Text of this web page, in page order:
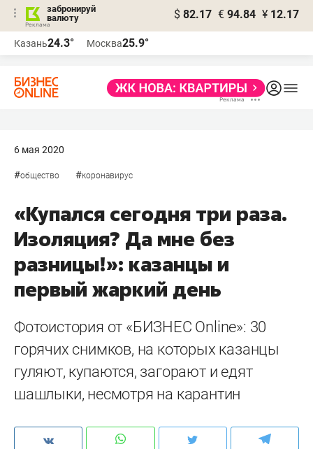
забронируй
валюту
$ 82.17 € 94.84 ¥ 12.17
Казань24.3° Москва25.9°
6 мая 2020
#общество #коронавирус
«Купался сегодня три раза.
Изоляция? Да мне без
разницы!»: казанцы и
первый жаркий день
Фотоистория от «БИЗНЕС Online»: 30
горячих снимков, на которых казанцы
гуляют, купаются, загорают и едят
шашлыки, несмотря на карантин